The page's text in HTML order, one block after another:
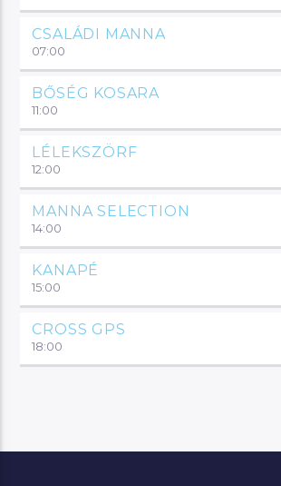
CSALÁDI MANNA
07:00
BŐSÉG KOSARA
11:00
LÉLEKSZÖRF
12:00
MANNA SELECTION
14:00
KANAPÉ
15:00
CROSS GPS
18:00